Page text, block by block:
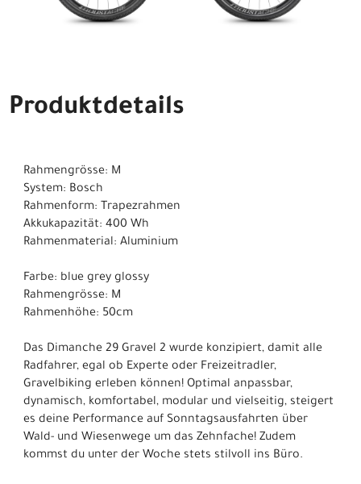
Produktdetails
Rahmengrösse: M
System: Bosch
Rahmenform: Trapezrahmen
Akkukapazität: 400 Wh
Rahmenmaterial: Aluminium
Farbe: blue grey glossy
Rahmengrösse: M
Rahmenhöhe: 50cm
Das Dimanche 29 Gravel 2 wurde konzipiert, damit alle
Radfahrer, egal ob Experte oder Freizeitradler,
Gravelbiking erleben können! Optimal anpassbar,
dynamisch, komfortabel, modular und vielseitig, steigert
es deine Performance auf Sonntagsausfahrten über
Wald- und Wiesenwege um das Zehnfache! Zudem
kommst du unter der Woche stets stilvoll ins Büro.